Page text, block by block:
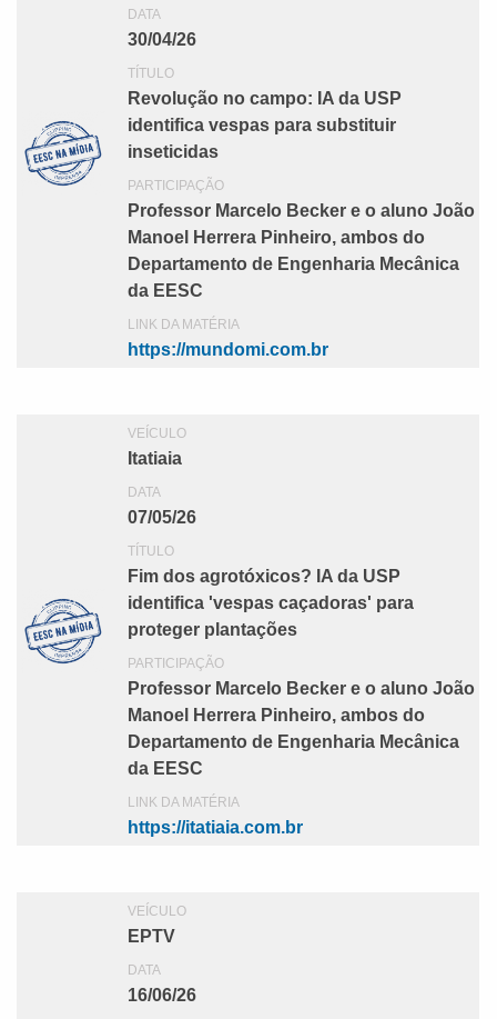
DATA
30/04/26
TÍTULO
Revolução no campo: IA da USP
identifica vespas para substituir
inseticidas
PARTICIPAÇÃO
Professor Marcelo Becker e o aluno João
Manoel Herrera Pinheiro, ambos do
Departamento de Engenharia Mecânica
da EESC
LINK DA MATÉRIA
https://mundomi.com.br
VEÍCULO
Itatiaia
DATA
07/05/26
TÍTULO
Fim dos agrotóxicos? IA da USP
identifica 'vespas caçadoras' para
proteger plantações
PARTICIPAÇÃO
Professor Marcelo Becker e o aluno João
Manoel Herrera Pinheiro, ambos do
Departamento de Engenharia Mecânica
da EESC
LINK DA MATÉRIA
https://itatiaia.com.br
VEÍCULO
EPTV
DATA
16/06/26